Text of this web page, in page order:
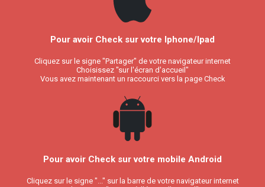
Pour avoir Check sur votre Iphone/Ipad
Cliquez sur le signe "Partager" de votre navigateur internet
Choisissez "sur l'écran d'accueil"
Vous avez maintenant un raccourci vers la page Check
Pour avoir Check sur votre mobile Android
Cliquez sur le signe "..." sur la barre de votre navigateur internet